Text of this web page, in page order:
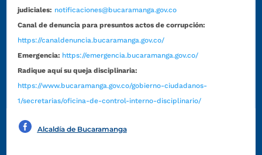
judiciales: notificaciones@bucaramanga.gov.co
Canal de denuncia para presuntos actos de corrupción:
https://canaldenuncia.bucaramanga.gov.co/
Emergencia: https://emergencia.bucaramanga.gov.co/
Radique aquí su queja disciplinaria:
https://www.bucaramanga.gov.co/gobierno-ciudadanos-
1/secretarias/oficina-de-control-interno-disciplinario/
Alcaldía de Bucaramanga